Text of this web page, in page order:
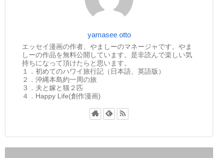
yamasee otto
エッセイ漫画の作者、やましーのマネージャです。やま
しーの作品を無料公開しています。是非読んで楽しい気
持ちになって頂けたらと思います。
１．初めてのハワイ旅行記（日本語、英語版）
２．沖縄本島約一周の旅
３．夫と嫁と猫２匹
４．Happy Life(創作漫画)